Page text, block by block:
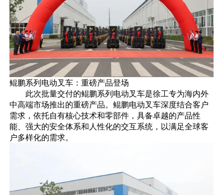
鲲鹏系列电动叉车：重磅产品登场
此次批量交付的鲲鹏系列电动叉车是徐工专为海内外
中高端市场推出的重磅产品。鲲鹏电动叉车深度结合客户
需求，依托自有核心技术和零部件，具备卓越的产品性
能、强大的安全体系和人性化的交互系统，以满足全球客
户多样化的需求。